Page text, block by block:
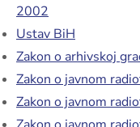
2002
Ustav BiH
Zakon o arhivskoj
Zakon o javnom
Zakon o javnom